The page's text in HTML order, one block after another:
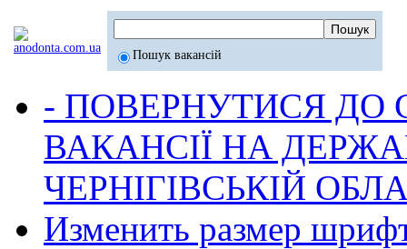
Пошук вакансій
- ПОВЕРНУТИСЯ ДО
ВАКАНСІЇ НА
ЧЕРНІГІВСЬКІЙ
Изменить размер